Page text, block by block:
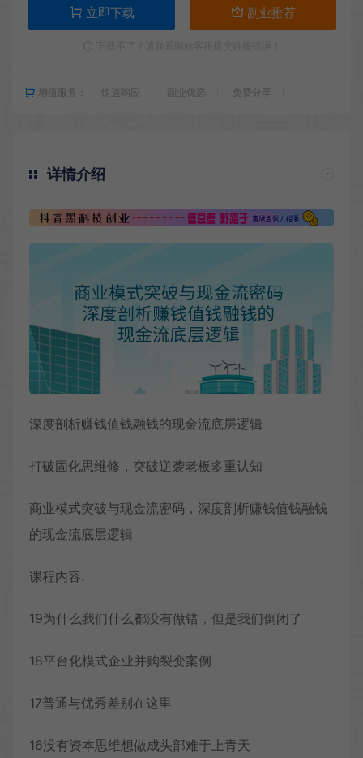
立即下载 副业推荐
增值服务： 快速响应 副业优选 免费分享
详情介绍
深度剖析赚钱值钱融钱的现金流底层逻辑
打破固化思维修，突破逆袭老板多重认知
商业模式突破与现金流密码 ，深度剖析赚钱值钱融钱
的现金流底层逻辑
课程内容:
19为什么我们什么都没有做错，但是我们倒闭了
18平台化模式企业并购裂变案例
17普通与优秀差别在这里
16没有资本思维想做成头部难于上青天